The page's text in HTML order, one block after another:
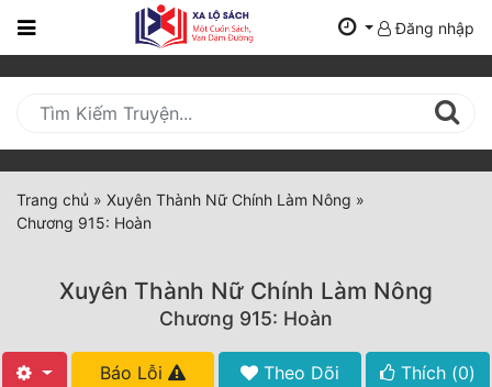
Trang
Mới
Cập
Nhật
(current)
Thể Loại
Tất Cả
Đăng nhập
Trang chủ » Xuyên Thành Nữ Chính Làm Nông »
Chương 915: Hoàn
Xuyên Thành Nữ Chính Làm Nông
Chương 915: Hoàn
Báo Lỗi Theo Dõi Thích (0)